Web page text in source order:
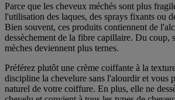
Parce que les cheveux méchés sont plus
l'utilisation des laques, des sprays fixants ou
Bien souvent, ces produits contiennent de
dessèchement de la fibre capillaire. Du coup,
mèches deviennent plus ternes.
Préférez plutôt une crème coiffante à la
discipline la chevelure sans l'alourdir et vous
naturel de votre coiffure. En plus, elle ne